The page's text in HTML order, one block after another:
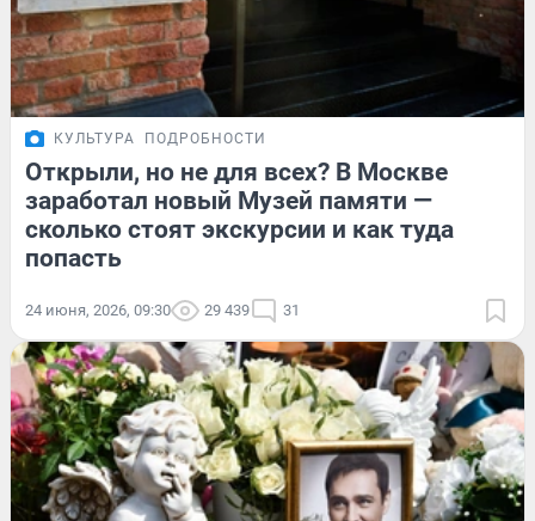
КУЛЬТУРА ПОДРОБНОСТИ
Открыли, но не для всех? В Москве
заработал новый Музей памяти —
сколько стоят экскурсии и как туда
попасть
24 июня, 2026, 09:30 29 439 31